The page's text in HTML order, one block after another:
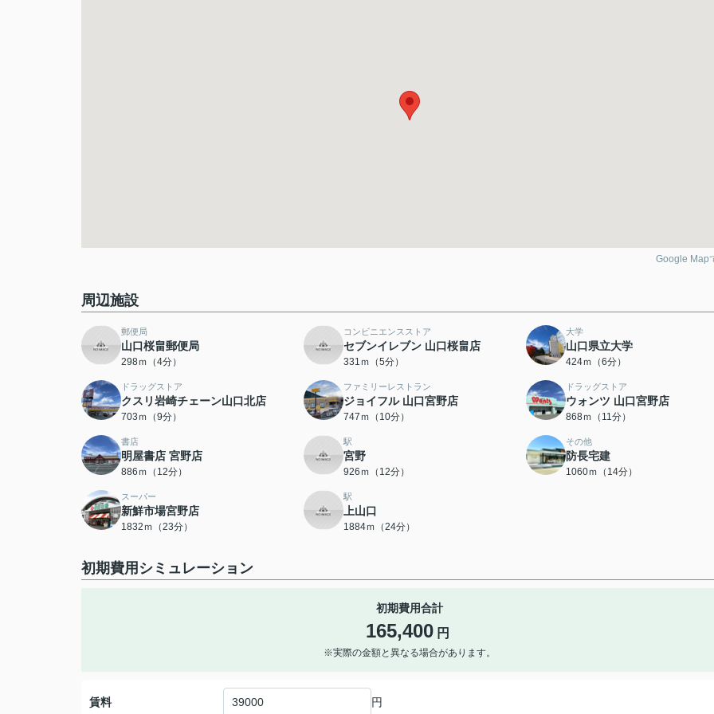
Google Map
周辺施設
郵便局
山口桜畠郵便局
298ｍ（4分）
コンビニエンスストア
セブンイレブン 山口桜畠店
331ｍ（5分）
大学
山口県立大学
424ｍ（6分）
ドラッグストア
クスリ岩崎チェーン山口北店
703ｍ（9分）
ファミリーレストラン
ジョイフル 山口宮野店
747ｍ（10分）
ドラッグストア
ウォンツ 山口宮野店
868ｍ（11分）
書店
明屋書店 宮野店
886ｍ（12分）
駅
宮野
926ｍ（12分）
その他
防長宅建
1060ｍ（14分）
スーパー
新鮮市場宮野店
1832ｍ（23分）
駅
上山口
1884ｍ（24分）
初期費用シミュレーション
初期費用合計
165,400 円
※実際の金額と異なる場合があります。
賃料 円